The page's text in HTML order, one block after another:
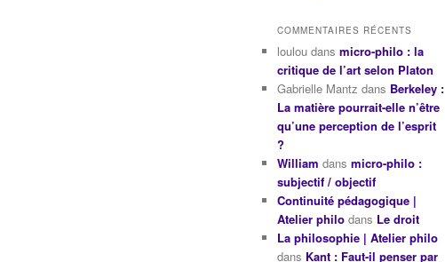
COMMENTAIRES RÉCENTS
loulou dans micro-philo : la
critique de l’art selon Platon
Gabrielle Mantz dans Berkeley :
La matière pourrait-elle n’être
qu’une perception de l’esprit
?
William dans micro-philo :
subjectif / objectif
Continuité pédagogique |
Atelier philo dans Le droit
La philosophie | Atelier philo
dans Kant : Faut-il penser par